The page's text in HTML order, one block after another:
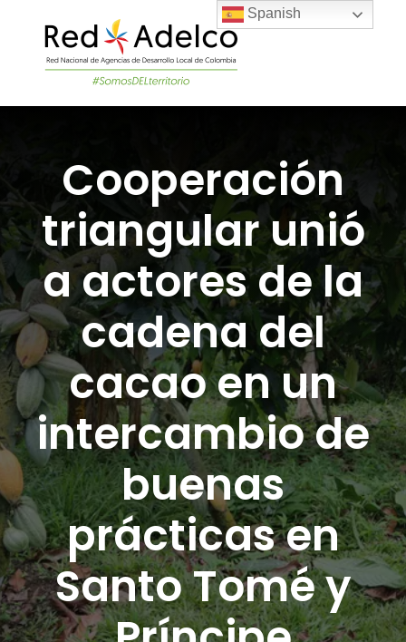
PROYECTOS DEL
NOTICIAS
ÚNETE A LA RED
ACADEMIA
DONA AQUÍ
Cooperación
triangular unió
a actores de la
cadena del
cacao en un
intercambio de
buenas
prácticas en
Santo Tomé y
Spanish